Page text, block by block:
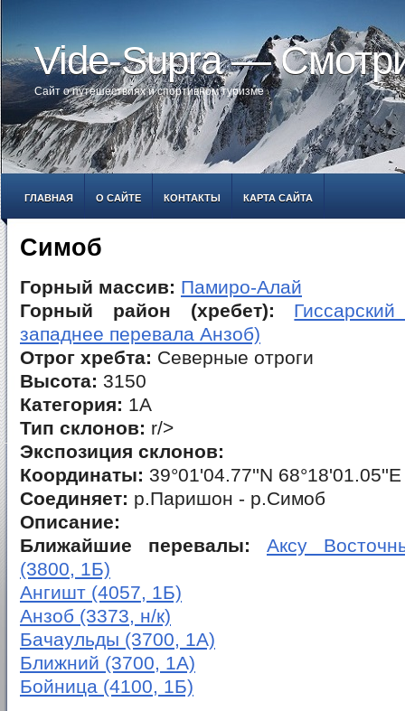
Vide-Supra —
Сайт о путешествиях и спортивном туризме
ГЛАВНАЯ О САЙТЕ КОНТАКТЫ КАРТА САЙТА
Симоб
Горный массив: Памиро-Алай
Горный район (хребет):
западнее перевала Анзоб)
Отрог хребта: Северные отроги
Высота: 3150
Категория: 1А
Тип склонов: r/>
Экспозиция склонов:
Координаты: 39°01'04.77''N 68°18'01.05''E
Соединяет: р.Паришон - р.Симоб
Описание:
Ближайшие перевалы:
Аксу
(3800, 1Б)
Ангишт (4057, 1Б)
Анзоб (3373, н/к)
Бачаульды (3700, 1А)
Ближний (3700, 1А)
Бойница (4100, 1Б)